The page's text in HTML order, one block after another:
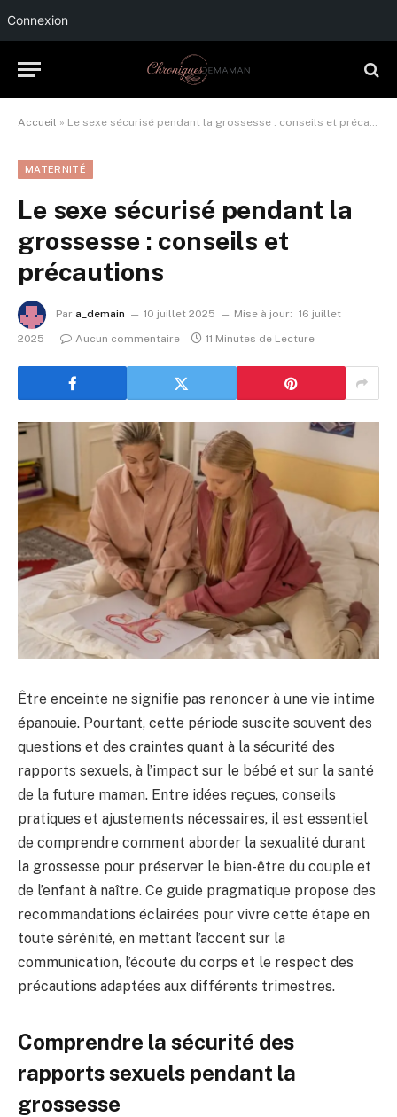
Connexion
Accueil » Le sexe sécurisé pendant la grossesse : conseils et précautions
MATERNITÉ
Le sexe sécurisé pendant la
grossesse : conseils et
précautions
Par a_demain 10 juillet 2025 Mise à jour: 16 juillet
2025
Aucun commentaire 11 Minutes de Lecture
Être enceinte ne signifie pas renoncer à une vie intime
épanouie. Pourtant, cette période suscite souvent des
questions et des craintes quant à la sécurité des
rapports sexuels, à l’impact sur le bébé et sur la santé
de la future maman. Entre idées reçues, conseils
pratiques et ajustements nécessaires, il est essentiel
de comprendre comment aborder la sexualité durant
la grossesse pour préserver le bien-être du couple et
de l’enfant à naître. Ce guide pragmatique propose des
recommandations éclairées pour vivre cette étape en
toute sérénité, en mettant l’accent sur la
communication, l’écoute du corps et le respect des
précautions adaptées aux différents trimestres.
Comprendre la sécurité des
rapports sexuels pendant la
grossesse